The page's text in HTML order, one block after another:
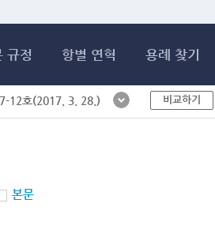
규정 항별 연혁 용례 찾기
12호(2017. 3. 28.) 비교하기
본문